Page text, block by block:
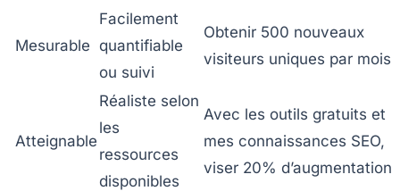
Mesurable
Facilement
quantifiable
ou suivi
Obtenir 500 nouveaux
visiteurs uniques par mois
Atteignable
Réaliste selon
les
ressources
disponibles
Avec les outils gratuits et
mes connaissances SEO,
viser 20% d’augmentation